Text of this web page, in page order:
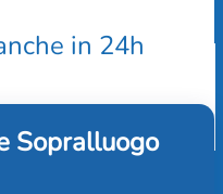
in 24h
Sopralluogo